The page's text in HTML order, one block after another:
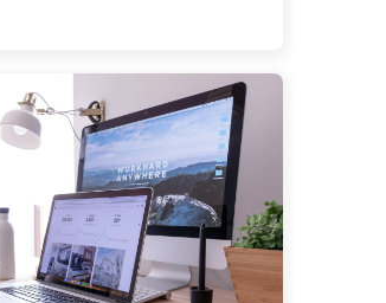
会现象的反思，指出当
骂战中围绕人性善恶
同而导致的认知割
同群体虽然共享相似的
分层，使得人们对同一
个人经历与社会观察